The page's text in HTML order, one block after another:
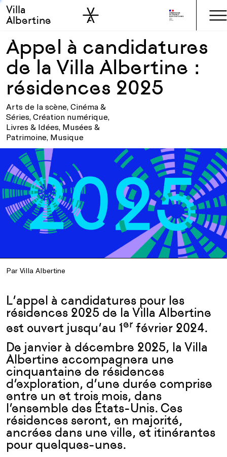
Skip to main
Skip to sidebar
Villa
Albertine
Appel à candidatures
de la Villa Albertine :
résidences 2025
Arts de la scène, Cinéma &
Séries, Création numérique,
Livres & Idées, Musées &
Patrimoine, Musique
Par Villa Albertine
L’appel à candidatures pour les
résidences 2025 de la Villa Albertine
est ouvert jusqu’au 1er février 2024.
De janvier à décembre 2025, la Villa
Albertine accompagnera une
cinquantaine de résidences
d’exploration, d’une durée comprise
entre un et trois mois, dans
l’ensemble des États-Unis. Ces
résidences seront, en majorité,
ancrées dans une ville, et itinérantes
pour quelques-unes.